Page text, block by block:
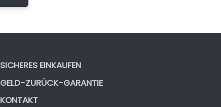
SICHERES EINKAUFEN
GELD-ZURÜCK-GARANTIE
KONTAKT